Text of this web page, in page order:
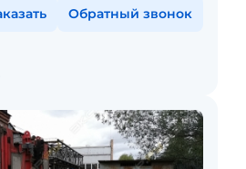
Обратный звонок